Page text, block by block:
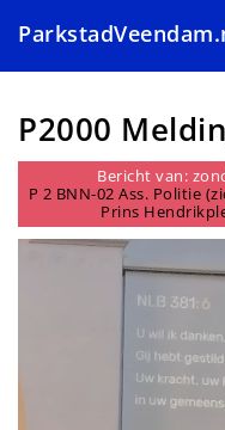
en
naar
inhoud
gaan
P2000
Bericht van:
P 2 BNN-02 Ass. Politie
Prins